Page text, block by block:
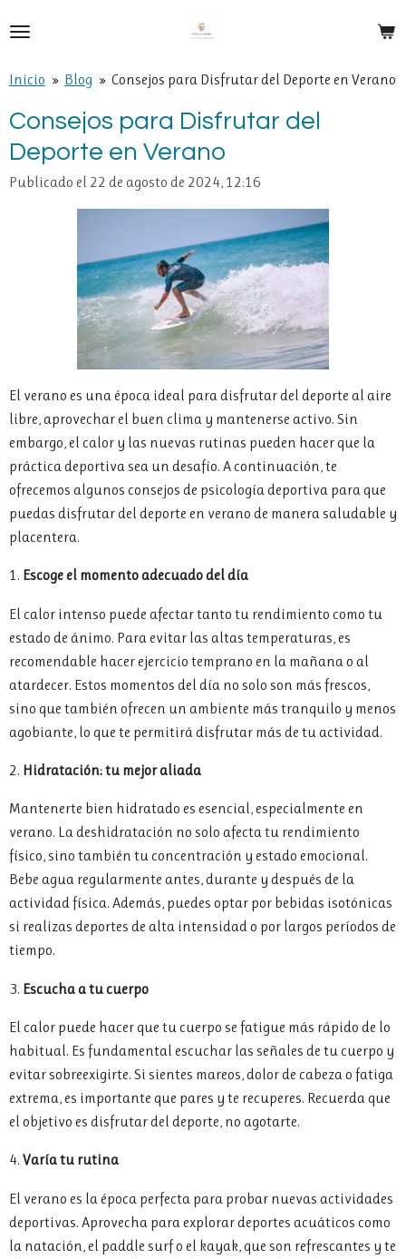
al
principal
Inicio » Blog » Consejos para Disfrutar del Deporte en Verano
Consejos para Disfrutar del
Deporte en Verano
Publicado el 22 de agosto de 2024, 12:16
El verano es una época ideal para disfrutar del deporte al aire
libre, aprovechar el buen clima y mantenerse activo. Sin
embargo, el calor y las nuevas rutinas pueden hacer que la
práctica deportiva sea un desafío. A continuación, te
ofrecemos algunos consejos de psicología deportiva para que
puedas disfrutar del deporte en verano de manera saludable y
placentera.
1. Escoge el momento adecuado del día
El calor intenso puede afectar tanto tu rendimiento como tu
estado de ánimo. Para evitar las altas temperaturas, es
recomendable hacer ejercicio temprano en la mañana o al
atardecer. Estos momentos del día no solo son más frescos,
sino que también ofrecen un ambiente más tranquilo y menos
agobiante, lo que te permitirá disfrutar más de tu actividad.
2. Hidratación: tu mejor aliada
Mantenerte bien hidratado es esencial, especialmente en
verano. La deshidratación no solo afecta tu rendimiento
físico, sino también tu concentración y estado emocional.
Bebe agua regularmente antes, durante y después de la
actividad física. Además, puedes optar por bebidas isotónicas
si realizas deportes de alta intensidad o por largos períodos de
tiempo.
3. Escucha a tu cuerpo
El calor puede hacer que tu cuerpo se fatigue más rápido de lo
habitual. Es fundamental escuchar las señales de tu cuerpo y
evitar sobreexigirte. Si sientes mareos, dolor de cabeza o fatiga
extrema, es importante que pares y te recuperes. Recuerda que
el objetivo es disfrutar del deporte, no agotarte.
4. Varía tu rutina
El verano es la época perfecta para probar nuevas actividades
deportivas. Aprovecha para explorar deportes acuáticos como
la natación, el paddle surf o el kayak, que son refrescantes y te